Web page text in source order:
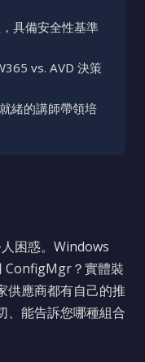
具備安全性基準
vs. AVD 決策
緒的講師帶領培
困惑。Windows
ConfigMgr？實體裝
供應商都有自己的推
、能告訴您哪種組合